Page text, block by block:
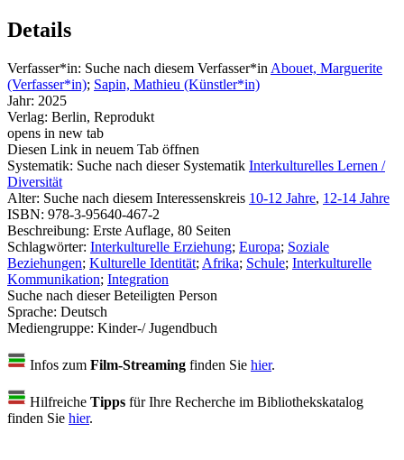
Details
Verfasser*in: Suche nach diesem Verfasser*in Abouet, Marguerite
(Verfasser*in); Sapin, Mathieu (Künstler*in)
Jahr: 2025
Verlag: Berlin, Reprodukt
opens in new tab
Diesen Link in neuem Tab öffnen
Systematik: Suche nach dieser Systematik Interkulturelles Lernen /
Diversität
Alter: Suche nach diesem Interessenskreis 10-12 Jahre, 12-14 Jahre
ISBN: 978-3-95640-467-2
Beschreibung: Erste Auflage, 80 Seiten
Schlagwörter: Interkulturelle Erziehung; Europa; Soziale
Beziehungen; Kulturelle Identität; Afrika; Schule; Interkulturelle
Kommunikation; Integration
Suche nach dieser Beteiligten Person
Sprache: Deutsch
Mediengruppe: Kinder-/ Jugendbuch
Infos zum Film-Streaming finden Sie hier.
Hilfreiche Tipps für Ihre Recherche im Bibliothekskatalog
finden Sie hier.